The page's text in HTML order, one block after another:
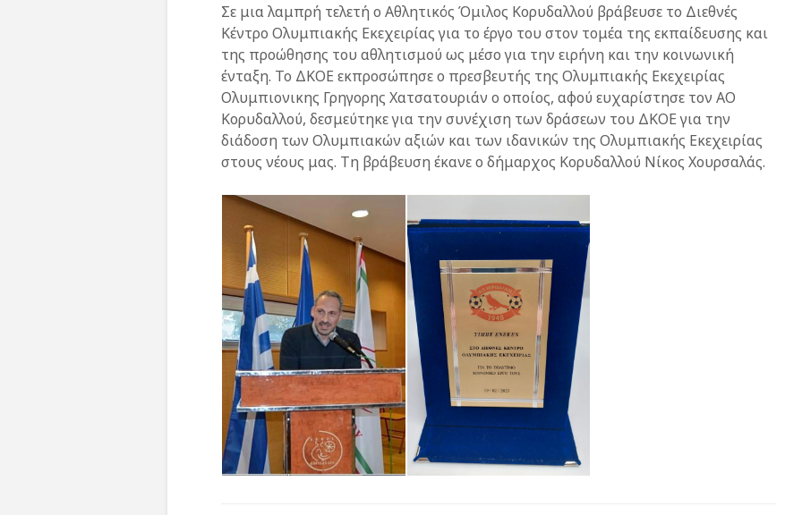
Σε μια λαμπρή τελετή ο Αθλητικός Όμιλος Κορυδαλλού βράβευσε το Διεθνές
Κέντρο Ολυμπιακής Εκεχειρίας για το έργο του στον τομέα της εκπαίδευσης και
της προώθησης του αθλητισμού ως μέσο για την ειρήνη και την κοινωνική
ένταξη. Το ΔΚΟΕ εκπροσώπησε ο πρεσβευτής της Ολυμπιακής Εκεχειρίας
Ολυμπιονικης Γρηγορης Χατσατουριάν ο οποίος, αφού ευχαρίστησε τον ΑΟ
Κορυδαλλού, δεσμεύτηκε για την συνέχιση των δράσεων του ΔΚΟΕ για την
διάδοση των Ολυμπιακών αξιών και των ιδανικών της Ολυμπιακής Εκεχειρίας
στους νέους μας. Τη βράβευση έκανε ο δήμαρχος Κορυδαλλού Νίκος Χουρσαλάς.